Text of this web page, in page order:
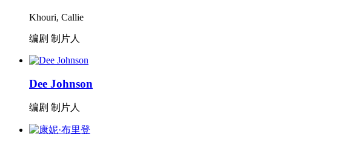
Khouri, Callie
编剧 制片人
Dee Johnson
编剧 制片人